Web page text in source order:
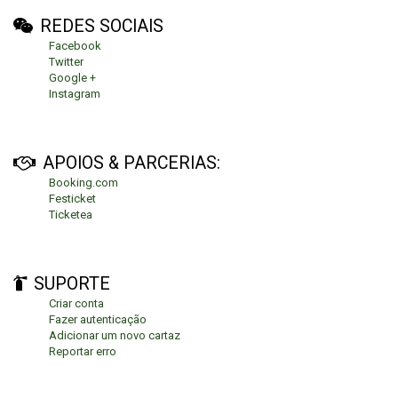
REDES SOCIAIS
Facebook
Twitter
Google +
Instagram
APOIOS & PARCERIAS:
Booking.com
Festicket
Ticketea
SUPORTE
Criar conta
Fazer autenticação
Adicionar um novo cartaz
Reportar erro